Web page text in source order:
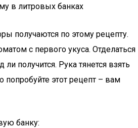
в литровых банках
получаются по этому рецепту.
с первого укуса. Отделаться
получится. Рука тянется взять
этот рецепт – вам
банку: